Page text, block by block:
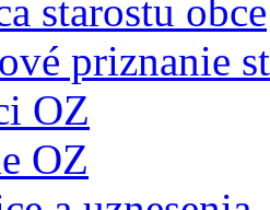
starostu obce
priznanie
OZ
OZ